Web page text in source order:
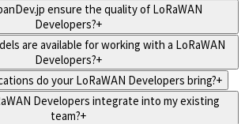
ensure the quality of LoRaWAN
Developers?+
are available for working with a LoRaWAN
Developers?+
do your LoRaWAN Developers bring?+
Developers integrate into my existing
team?+